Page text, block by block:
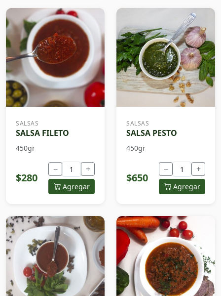
SALSAS
SALSA FILETO
450gr
$280
− +
Agregar
SALSAS
SALSA PESTO
450gr
$650
− +
Agregar